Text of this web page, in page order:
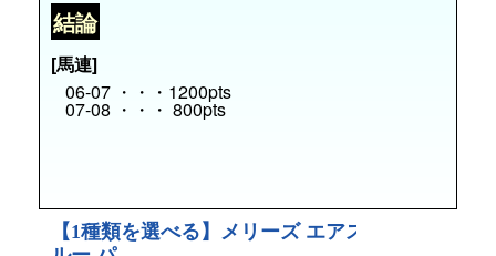
結論
[馬連]
06-07 ・・・1200pts
07-08 ・・・ 800pts